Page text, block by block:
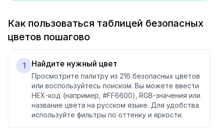
Как пользоваться таблицей безопасных
цветов пошагово
1 Найдите нужный цвет
Просмотрите палитру из 216 безопасных цветов
или воспользуйтесь поиском. Вы можете ввести
HEX-код (например, #FF6600), RGB-значения или
название цвета на русском языке. Для удобства
используйте фильтры по оттенку и яркости.